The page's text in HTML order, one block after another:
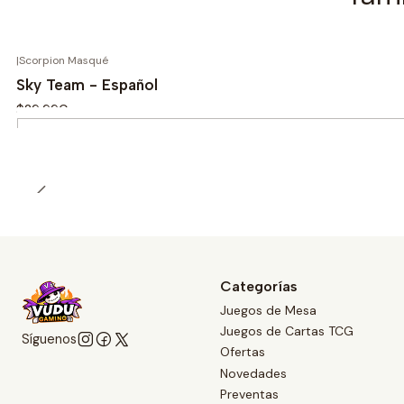
|Scorpion Masqué
Sky Team - Español
$29.990
Síguenos
Categorías
Juegos de Mesa
Juegos de Cartas TCG
Ofertas
Novedades
Preventas